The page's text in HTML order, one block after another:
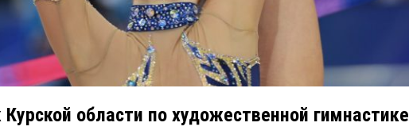
Курской области по художественной гимнастике